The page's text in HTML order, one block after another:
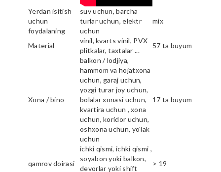
Yerdan isitish
uchun
foydalaning
suv uchun, barcha
turlar uchun, elektr
uchun
mix
Material
vinil, kvarts vinil, PVX
plitkalar, taxtalar ...
57 ta buyum
Xona / bino
balkon / lodjiya,
hammom va hojatxona
uchun, garaj uchun,
yozgi turar joy uchun,
bolalar xonasi uchun,
kvartira uchun , xona
uchun, koridor uchun,
oshxona uchun, yo'lak
uchun
17 ta buyum
qamrov doirasi
ichki qismi, ichki qismi ,
soyabon yoki balkon,
devorlar yoki shift
> 19